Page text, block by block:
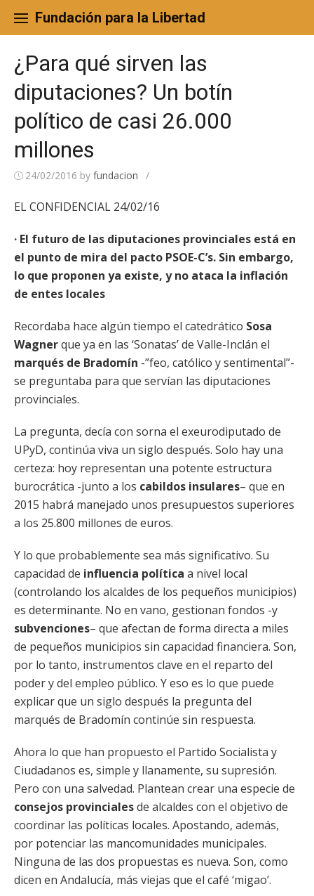
content
Fundación para la Libertad
¿Para qué sirven las
diputaciones? Un botín
político de casi 26.000
millones
24/02/2016 by fundacion /
EL CONFIDENCIAL 24/02/16
· El futuro de las diputaciones provinciales está en
el punto de mira del pacto PSOE-C’s. Sin embargo,
lo que proponen ya existe, y no ataca la inflación
de entes locales
Recordaba hace algún tiempo el catedrático Sosa
Wagnerque ya en las ‘Sonatas’ de Valle-Inclán el
marqués de Bradomín -”feo, católico y sentimental”-
se preguntaba para que servían las diputaciones
provinciales.
La pregunta, decía con sorna el exeurodiputado de
UPyD, continúa viva un siglo después. Solo hay una
certeza: hoy representan una potente estructura
burocrática -junto a los cabildos insulares– que en
2015 habrá manejado unos presupuestos superiores
a los 25.800 millones de euros.
Y lo que probablemente sea más significativo. Su
capacidad de influencia política a nivel local
(controlando los alcaldes de los pequeños municipios)
es determinante. No en vano, gestionan fondos -y
subvenciones– que afectan de forma directa a miles
de pequeños municipios sin capacidad financiera. Son,
por lo tanto, instrumentos clave en el reparto del
poder y del empleo público. Y eso es lo que puede
explicar que un siglo después la pregunta del
marqués de Bradomín continúe sin respuesta.
Ahora lo que han propuesto el Partido Socialista y
Ciudadanos es, simple y llanamente, su supresión.
Pero con una salvedad. Plantean crear una especie de
consejos provincialesde alcaldes con el objetivo de
coordinar las políticas locales. Apostando, además,
por potenciar las mancomunidades municipales.
Ninguna de las dos propuestas es nueva. Son, como
dicen en Andalucía, más viejas que el café ‘migao’.